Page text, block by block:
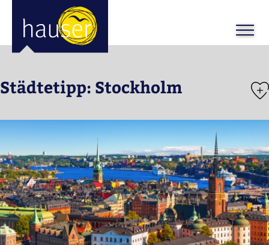
Städtetipp: Stockholm